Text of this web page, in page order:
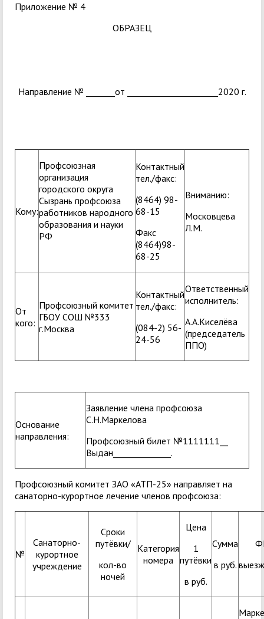
Приложение № 4
ОБРАЗЕЦ
Направление № _______от ______________________2020 г.
Кому:
Профсоюзная
организация
городского округа
Сызрань профсоюза
работников народного
образования и науки
РФ
Контактный
тел./факс:
(8464) 98-
68-15
Факс
(8464)98-
68-25
Вниманию:
Московцева
Л.М.
От
кого:
Профсоюзный комитет
ГБОУ СОШ №333
г.Москва
Контактный
тел./факс:
(084-2) 56-
24-56
Ответственный
исполнитель:
А.А.Киселёва
(председатель
ППО)
Основание
направления:
Заявление члена профсоюза
С.Н.Маркелова
Профсоюзный билет №1111111__
Выдан______________.
Профсоюзный комитет ЗАО «АТП-25» направляет на
санаторно-курортное лечение членов профсоюза:
№
Санаторно-
курортное
учреждение
Сроки
путёвки/
кол-во
ночей
Категория
номера
Цена
1
путёвки
в руб.
Сумма
в руб.